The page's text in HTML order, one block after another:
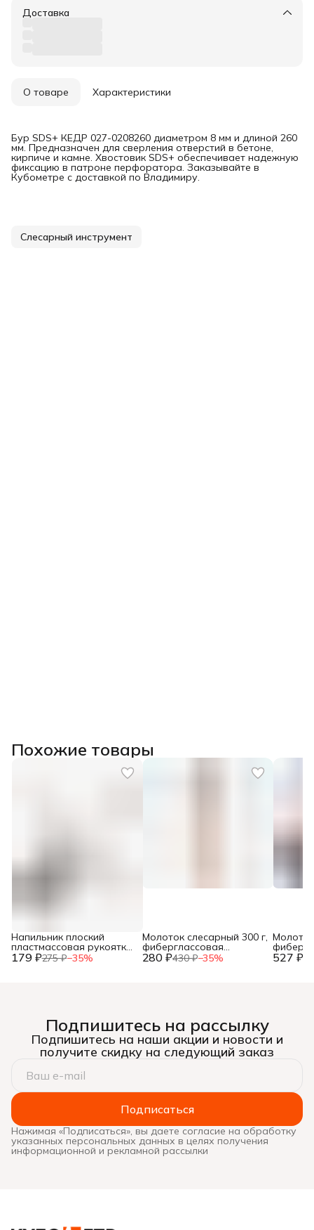
Доставка
О товаре Характеристики
Бур SDS+ КЕДР 027-0208260 диаметром 8 мм и длиной 260
мм. Предназначен для сверления отверстий в бетоне,
кирпиче и камне. Хвостовик SDS+ обеспечивает надежную
фиксацию в патроне перфоратора. Заказывайте в
Кубометре с доставкой по Владимиру.
Слесарный инструмент
Похожие товары
179 ₽275 ₽−35%
Напильник плоский
пластмассовая рукоятка,
№2, 150мм, (шт.) 280 ₽430 ₽−35%
Молоток слесарный 300 г,
фиберглассовая
рукоятка, (шт.) 527 ₽
Подпишитесь на рассылку
Подпишитесь на наши акции и новости и
получите скидку на следующий заказ
Подписаться
Нажимая «Подписаться», вы даете согласие на обработку
указанных персональных данных в целях получения
информационной и рекламной рассылки